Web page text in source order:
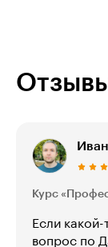
Курс
Если
вопрос по